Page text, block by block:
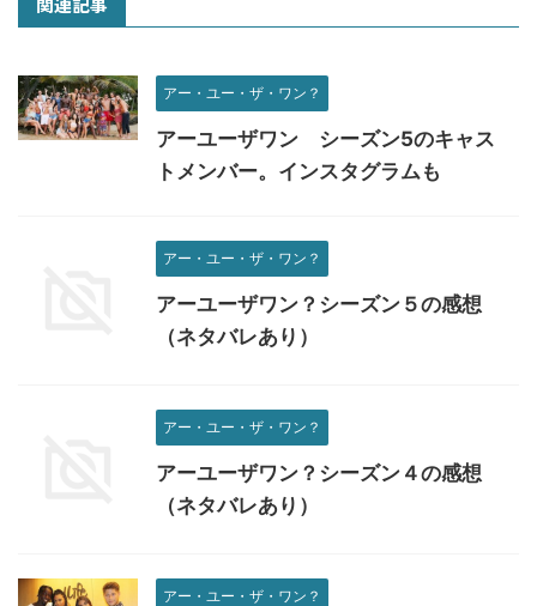
アー・ユー・ザ・ワン？
アーユーザワン シーズン5のキャス
トメンバー。インスタグラムも
アー・ユー・ザ・ワン？
アーユーザワン？シーズン５の感想
（ネタバレあり）
アー・ユー・ザ・ワン？
アーユーザワン？シーズン４の感想
（ネタバレあり）
アー・ユー・ザ・ワン？